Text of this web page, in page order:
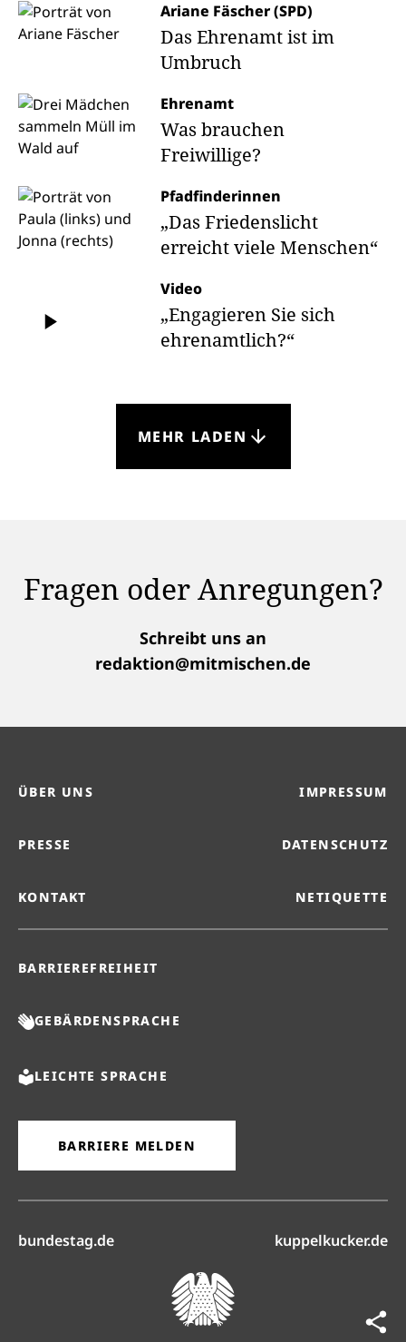
Ariane Fäscher (SPD)
Das Ehrenamt ist im
Umbruch
Ehrenamt
Was brauchen
Freiwillige?
Pfadfinderinnen
„Das Friedenslicht
erreicht viele Menschen“
Video
„Engagieren Sie sich
ehrenamtlich?“
MEHR LADEN
Fragen oder Anregungen?
Schreibt uns an
redaktion@mitmischen.de
ÜBER UNS IMPRESSUM
PRESSE DATENSCHUTZ
KONTAKT NETIQUETTE
BARRIEREFREIHEIT
GEBÄRDENSPRACHE
LEICHTE SPRACHE
BARRIERE MELDEN
bundestag.de(öffnet in neuem Reiter)kuppelkucker.de